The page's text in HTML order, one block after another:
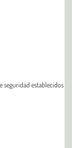
seguridad establecidos